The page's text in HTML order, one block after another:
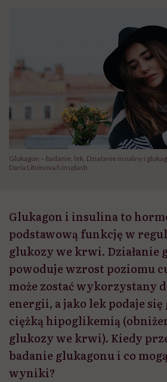
Glukagon – badanie, lek. Działanie insuliny i
Daria Litvinova/Unsplash
Glukagon i insulina to
podstawową funkcję w
glukozy we krwi. Działanie
powoduje wzrost poziomu
może zostać wykorzystany
energii, a jako lek podaje się
ciężką hipoglikemią
glukozy we krwi). Kiedy
badanie glukagonu i co
wyniki?